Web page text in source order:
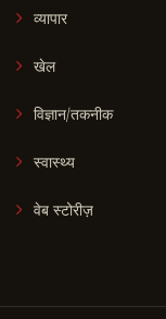
व्यापार
खेल
विज्ञान/तकनीक
स्वास्थ्य
वेब स्टोरीज़